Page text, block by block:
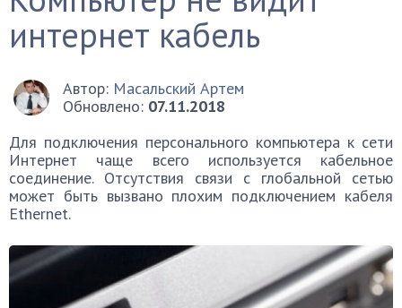
интернет кабель
Автор: Масальский Артем
Обновлено: 07.11.2018
Для подключения персонального компьютера к сети
Интернет чаще всего используется кабельное
соединение. Отсутствия связи с глобальной сетью
может быть вызвано плохим подключением кабеля
Ethernet.